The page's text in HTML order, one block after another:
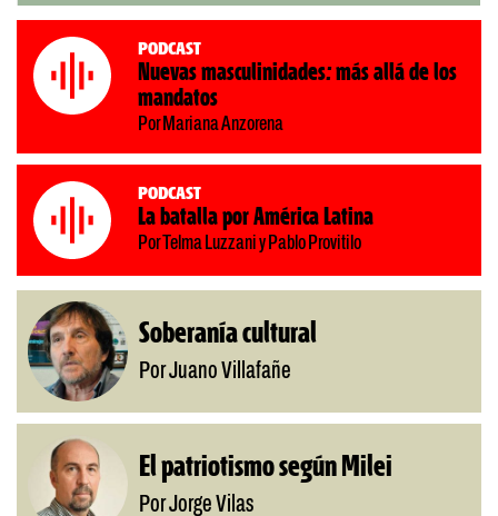
Podcast
Nuevas masculinidades: más allá de los
mandatos
Por Mariana Anzorena
Podcast
La batalla por América Latina
Por Telma Luzzani y Pablo Provitilo
Soberanía cultural
Por Juano Villafañe
El patriotismo según Milei
Por Jorge Vilas